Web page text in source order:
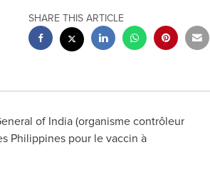
SHARE THIS ARTICLE
of India(organisme contrôleur
Philippinespour le vaccin à